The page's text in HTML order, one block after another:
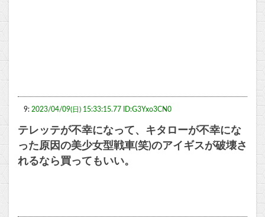
9: 2023/04/09(日) 15:33:15.77 ID:G3Yxo3CN0
テレッテが不幸になって、キタローが不幸にな
った原因の美少女型戦車(笑)のアイギスが破壊さ
れるなら買ってもいい。